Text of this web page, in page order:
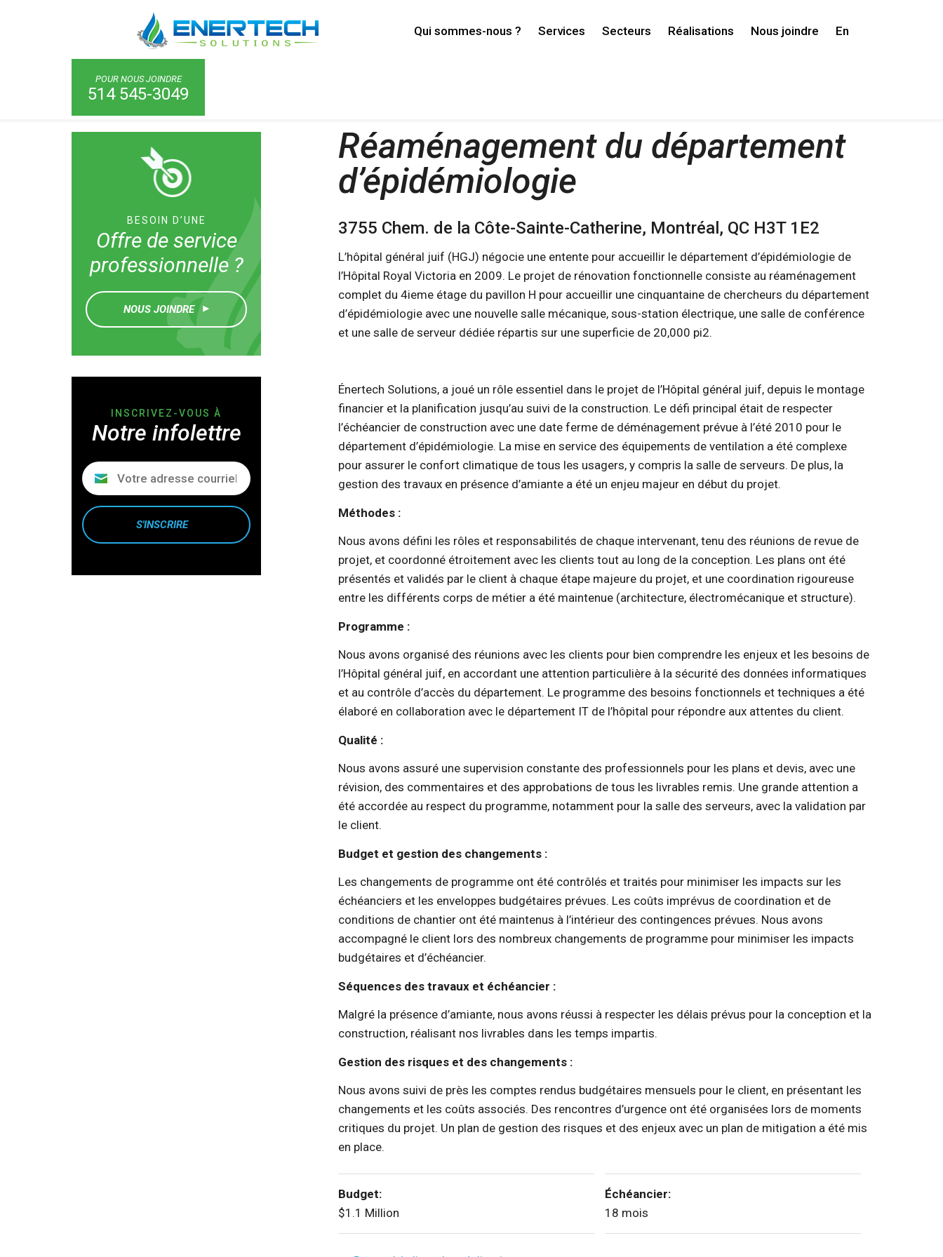
Qui sommes-nous ? Services Secteurs Réalisations Nous joindre En
POUR NOUS JOINDRE
514 545-3049
Énertech Solutions Nos réalisations
BESOIN D’UNE
Offre de service
professionnelle ?
NOUS JOINDRE
INSCRIVEZ-VOUS À
Notre infolettre
Réaménagement du département
d’épidémiologie
3755 Chem. de la Côte-Sainte-Catherine, Montréal, QC H3T 1E2
L’hôpital général juif (HGJ) négocie une entente pour accueillir le département d’épidémiologie de
l’Hôpital Royal Victoria en 2009. Le projet de rénovation fonctionnelle consiste au réaménagement
complet du 4ieme étage du pavillon H pour accueillir une cinquantaine de chercheurs du département
d’épidémiologie avec une nouvelle salle mécanique, sous-station électrique, une salle de conférence
et une salle de serveur dédiée répartis sur une superficie de 20,000 pi2.
Énertech Solutions, a joué un rôle essentiel dans le projet de l’Hôpital général juif, depuis le montage
financier et la planification jusqu’au suivi de la construction. Le défi principal était de respecter
l’échéancier de construction avec une date ferme de déménagement prévue à l’été 2010 pour le
département d’épidémiologie. La mise en service des équipements de ventilation a été complexe
pour assurer le confort climatique de tous les usagers, y compris la salle de serveurs. De plus, la
gestion des travaux en présence d’amiante a été un enjeu majeur en début du projet.
Méthodes :
Nous avons défini les rôles et responsabilités de chaque intervenant, tenu des réunions de revue de
projet, et coordonné étroitement avec les clients tout au long de la conception. Les plans ont été
présentés et validés par le client à chaque étape majeure du projet, et une coordination rigoureuse
entre les différents corps de métier a été maintenue (architecture, électromécanique et structure).
Programme :
Nous avons organisé des réunions avec les clients pour bien comprendre les enjeux et les besoins de
l’Hôpital général juif, en accordant une attention particulière à la sécurité des données informatiques
et au contrôle d’accès du département. Le programme des besoins fonctionnels et techniques a été
élaboré en collaboration avec le département IT de l’hôpital pour répondre aux attentes du client.
Qualité :
Nous avons assuré une supervision constante des professionnels pour les plans et devis, avec une
révision, des commentaires et des approbations de tous les livrables remis. Une grande attention a
été accordée au respect du programme, notamment pour la salle des serveurs, avec la validation par
le client.
Budget et gestion des changements :
Les changements de programme ont été contrôlés et traités pour minimiser les impacts sur les
échéanciers et les enveloppes budgétaires prévues. Les coûts imprévus de coordination et de
conditions de chantier ont été maintenus à l’intérieur des contingences prévues. Nous avons
accompagné le client lors des nombreux changements de programme pour minimiser les impacts
budgétaires et d’échéancier.
Séquences des travaux et échéancier :
Malgré la présence d’amiante, nous avons réussi à respecter les délais prévus pour la conception et la
construction, réalisant nos livrables dans les temps impartis.
Gestion des risques et des changements :
Nous avons suivi de près les comptes rendus budgétaires mensuels pour le client, en présentant les
changements et les coûts associés. Des rencontres d’urgence ont été organisées lors de moments
critiques du projet. Un plan de gestion des risques et des enjeux avec un plan de mitigation a été mis
en place.
Budget:
$1.1 Million
Échéancier:
18 mois